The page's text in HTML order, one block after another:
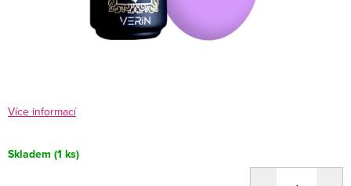
Více informací
Skladem (1 ks)